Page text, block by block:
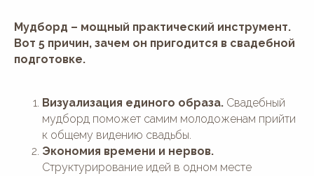
Мудборд – мощный практический инструмент.
Вот 5 причин, зачем он пригодится в свадебной
подготовке.
Визуализация единого образа. Свадебный
мудборд поможет самим молодоженам прийти
к общему видению свадьбы.
Экономия времени и нервов.
Структурирование идей в одном месте